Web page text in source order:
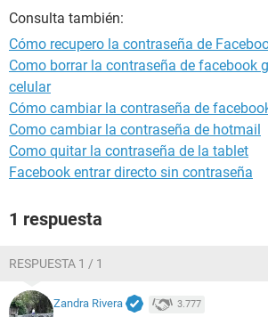
Consulta también:
Cómo recupero la contraseña de
Como borrar la contraseña de facebook
celular
Cómo cambiar la contraseña de
Como cambiar la contraseña de hotmail
Como quitar la contraseña de la tablet
Facebook entrar directo sin contraseña
1 respuesta
RESPUESTA 1 / 1
Zandra Rivera 3.777